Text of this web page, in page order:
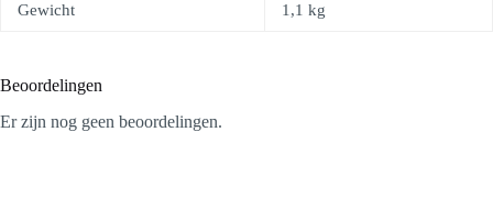
Gewicht 1,1 kg
Beoordelingen
Er zijn nog geen beoordelingen.